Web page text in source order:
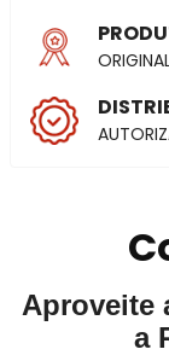
Aproveite
a